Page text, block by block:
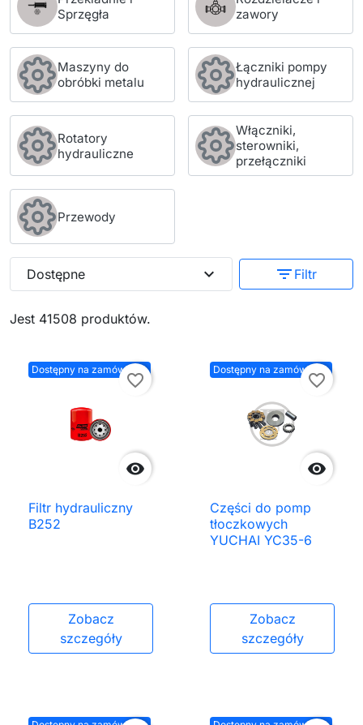
Sprzęgła
zawory
Maszyny do
obróbki metalu
Łączniki pompy
hydraulicznej
Rotatory
hydrauliczne
Włączniki,
sterowniki,
przełączniki
Przewody
Jest 41508 produktów.
Dostępne expand_more filter_list Filtr
Dostępny na zamówienie

favorite_border
Filtr hydrauliczny
B252
Zobacz
szczegóły
Dostępny na zamówienie

favorite_border
Części do pomp
tłoczkowych
YUCHAI YC35-6
Zobacz
szczegóły